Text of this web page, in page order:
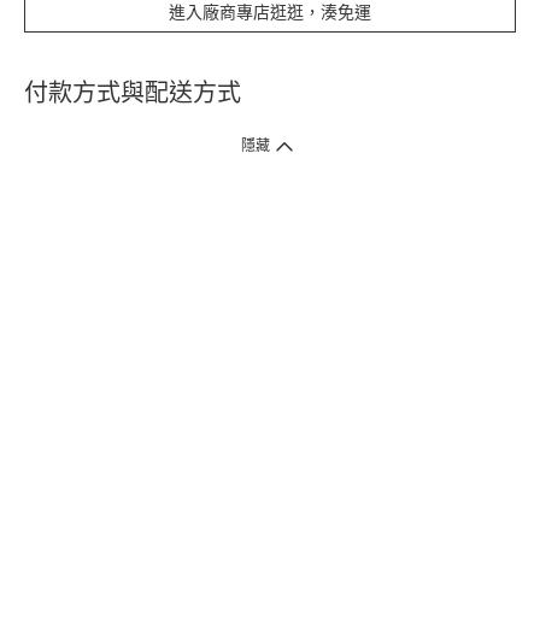
進入廠商專店逛逛，湊免運
付款方式與配送方式
隱藏